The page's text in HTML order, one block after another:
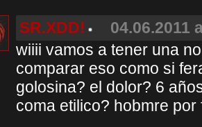
SR.XDD!
04.06.2011
wiiii vamos a tener una
comparar eso como si
golosina? el dolor? 6
coma etilico? hobmre por